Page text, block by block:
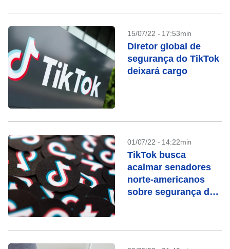
15/07/22 - 17:53min
Diretor global de
segurança do TikTok
deixará cargo
01/07/22 - 14:22min
TikTok busca
acalmar senadores
norte-americanos
sobre segurança de